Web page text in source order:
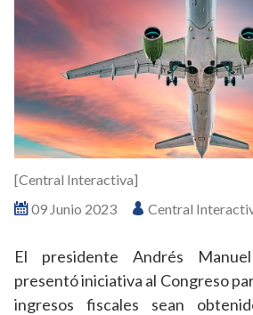
09 Junio 2023 Central
[Central Interactiva]
El presidente Andrés
presentó iniciativa al Congreso
ingresos fiscales sean